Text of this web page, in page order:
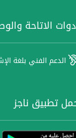
الاتاحة
الدعم الفني بلغة
تطبيق ناجز